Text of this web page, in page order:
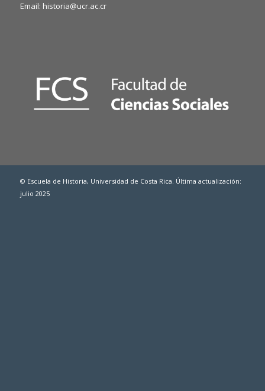
Email: historia@ucr.ac.cr
© Escuela de Historia, Universidad de Costa Rica. Última actualización:
julio 2025